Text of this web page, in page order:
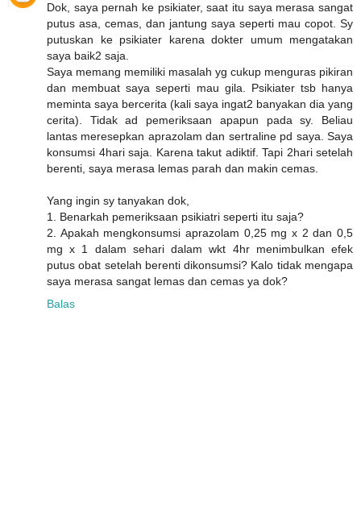
Dok, saya pernah ke psikiater, saat itu saya merasa sangat
putus asa, cemas, dan jantung saya seperti mau copot. Sy
putuskan ke psikiater karena dokter umum mengatakan
saya baik2 saja.
Saya memang memiliki masalah yg cukup menguras pikiran
dan membuat saya seperti mau gila. Psikiater tsb hanya
meminta saya bercerita (kali saya ingat2 banyakan dia yang
cerita). Tidak ad pemeriksaan apapun pada sy. Beliau
lantas meresepkan aprazolam dan sertraline pd saya. Saya
konsumsi 4hari saja. Karena takut adiktif. Tapi 2hari setelah
berenti, saya merasa lemas parah dan makin cemas.
Yang ingin sy tanyakan dok,
1. Benarkah pemeriksaan psikiatri seperti itu saja?
2. Apakah mengkonsumsi aprazolam 0,25 mg x 2 dan 0,5
mg x 1 dalam sehari dalam wkt 4hr menimbulkan efek
putus obat setelah berenti dikonsumsi? Kalo tidak mengapa
saya merasa sangat lemas dan cemas ya dok?
Balas